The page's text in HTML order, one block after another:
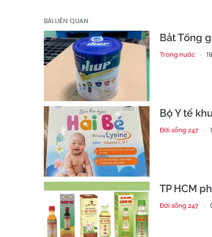
BÀI LIÊN QUAN
Bắt Tổng
Trong nước
Bộ Y tế
Đời sống 247
TP HCM
Đời sống 247